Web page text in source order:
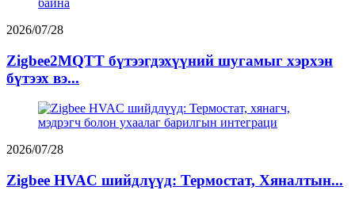
2026/07/28
Zigbee2MQTT бүтээгдэхүүний шугамыг хэрхэн
бүтээх вэ...
2026/07/28
Zigbee HVAC шийдлүүд: Термостат, Хяналтын...